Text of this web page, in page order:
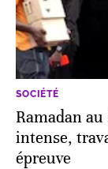
SOCIÉTÉ
Ramadan
intense,
épreuve